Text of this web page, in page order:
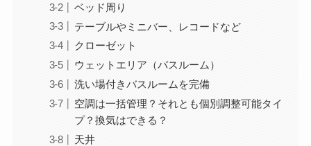
ベッド周り
テーブルやミニバー、レコードなど
クローゼット
ウェットエリア（バスルーム）
洗い場付きバスルームを完備
空調は一括管理？それとも個別調整可能タイ
プ？換気はできる？
天井